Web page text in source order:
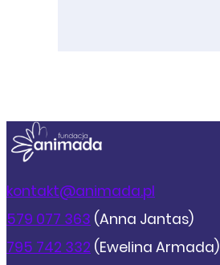
kontakt@animada.pl
579 077 363 (Anna Jantas)
795 742 332 (Ewelina Armada)